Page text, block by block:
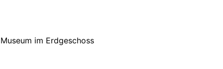
im Erdgeschoss